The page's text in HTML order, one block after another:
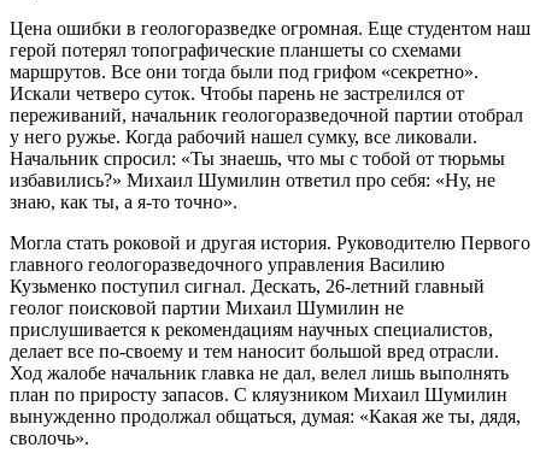
Цена ошибки в геологоразведке огромная. Еще студентом наш
герой потерял топографические планшеты со схемами
маршрутов. Все они тогда были под грифом «секретно».
Искали четверо суток. Чтобы парень не застрелился от
переживаний, начальник геолого­разведочной партии отобрал
у него ружье. Когда рабочий нашел сумку, все ликовали.
Начальник спросил: «Ты знаешь, что мы с тобой от тюрьмы
избавились?» Михаил Шумилин ответил про себя: «Ну, не
знаю, как ты, а я-то точно».
Могла стать роковой и другая история. Руководителю Первого
главного геологоразведочного управления Василию
Кузьменко поступил сигнал. Дескать, 26‑летний главный
геолог поисковой партии Михаил Шумилин не
прислушивается к рекомендациям научных специалистов,
делает все по-своему и тем наносит большой вред отрасли.
Ход жалобе начальник главка не дал, велел лишь выполнять
план по приросту запасов. С кляузником Михаил Шумилин
вынужденно продолжал общаться, думая: «Какая же ты, дядя,
сволочь».